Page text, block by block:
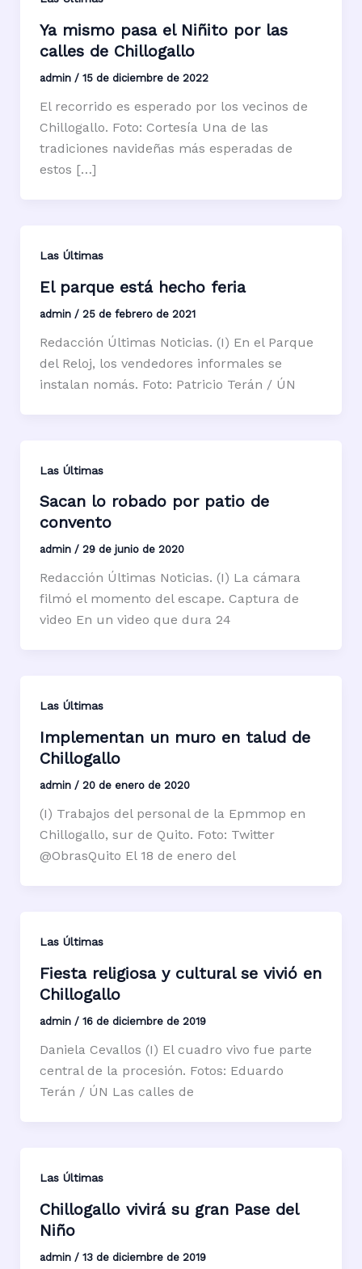
Ya mismo pasa el Niñito por las
calles de Chillogallo
admin / 15 de diciembre de 2022
El recorrido es esperado por los vecinos de
Chillogallo. Foto: Cortesía Una de las
tradiciones navideñas más esperadas de
estos […]
Las Últimas
El parque está hecho feria
admin / 25 de febrero de 2021
Redacción Últimas Noticias. (I) En el Parque
del Reloj, los vendedores informales se
instalan nomás. Foto: Patricio Terán / ÚN
Las Últimas
Sacan lo robado por patio de
convento
admin / 29 de junio de 2020
Redacción Últimas Noticias. (I) La cámara
filmó el momento del escape. Captura de
video En un video que dura 24
Las Últimas
Implementan un muro en talud de
Chillogallo
admin / 20 de enero de 2020
(I) Trabajos del personal de la Epmmop en
Chillogallo, sur de Quito. Foto: Twitter
@ObrasQuito El 18 de enero del
Las Últimas
Fiesta religiosa y cultural se vivió en
Chillogallo
admin / 16 de diciembre de 2019
Daniela Cevallos (I) El cuadro vivo fue parte
central de la procesión. Fotos: Eduardo
Terán / ÚN Las calles de
Las Últimas
Chillogallo vivirá su gran Pase del
Niño
admin / 13 de diciembre de 2019